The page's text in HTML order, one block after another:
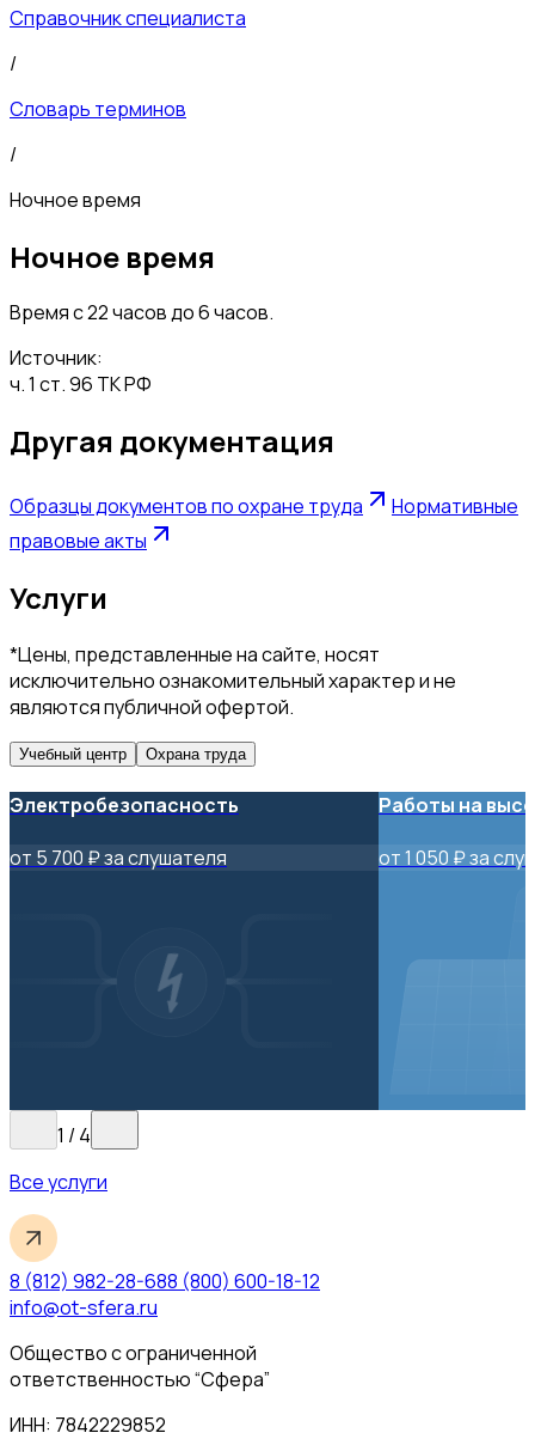
Справочник специалиста
/
Словарь терминов
/
Ночное время
Ночное время
Время с 22 часов до 6 часов.
Источник:
ч. 1 ст. 96 ТК РФ
Другая документация
Образцы документов по охране труда
Нормативные
правовые акты
Услуги
*Цены, представленные на сайте, носят
исключительно ознакомительный характер и не
являются публичной офертой.
Учебный центр Охрана труда
Электробезопасность
от 5 700 ₽ за слушателя
Работы на
от 1 050 ₽ за
1 /4
Все услуги
8 (812) 982-28-688 (800) 600-18-12
info@ot-sfera.ru
Общество с ограниченной
ответственностью “Сфера”
ИНН: 7842229852